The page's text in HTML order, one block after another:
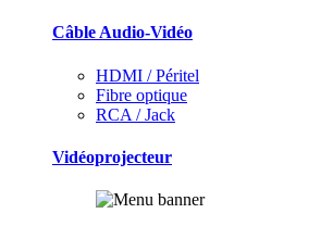
Câble Audio-Vidéo
HDMI / Péritel
Fibre optique
RCA / Jack
Vidéoprojecteur